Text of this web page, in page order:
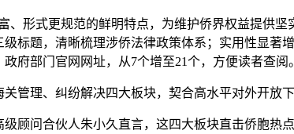
形式更规范的鲜明特点，为维护侨界权益提供坚
标题，清晰梳理涉侨法律政策体系；实用性显
府部门官网网址，从7个增至21个，方便读者查阅。
理、纠纷解决四大板块，契合高水平对外开放下
问合伙人朱小久直言，这四大板块直击侨胞热